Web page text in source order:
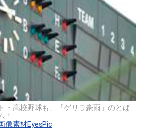
・高校野球も、「ゲリラ豪雨」のとば
！
像素材EyesPic